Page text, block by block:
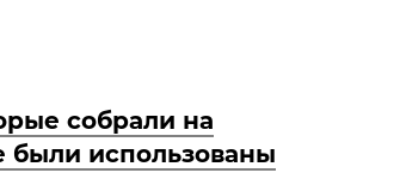
собрали на
были использованы